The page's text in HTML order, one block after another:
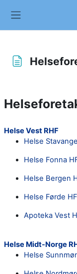
Helse Vest RHF
Helse
Helse Fonna
Helse Bergen
Helse Førde HF
Apoteka Vest
Helse Midt-Norge
Helse